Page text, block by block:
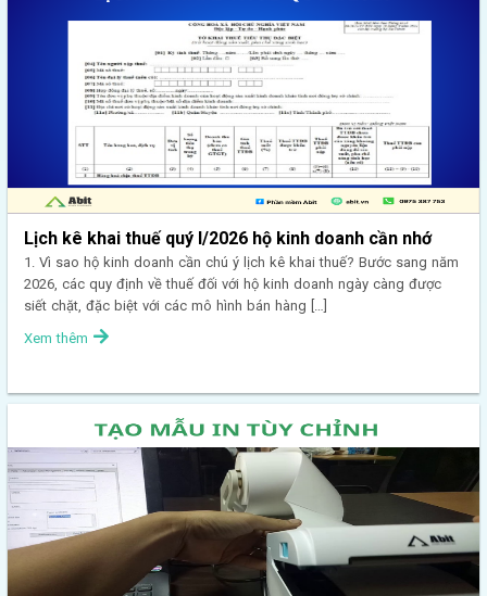
Lịch kê khai thuế quý I/2026 hộ kinh doanh cần nhớ
1. Vì sao hộ kinh doanh cần chú ý lịch kê khai thuế? Bước sang năm
2026, các quy định về thuế đối với hộ kinh doanh ngày càng được
siết chặt, đặc biệt với các mô hình bán hàng […]
Xem thêm